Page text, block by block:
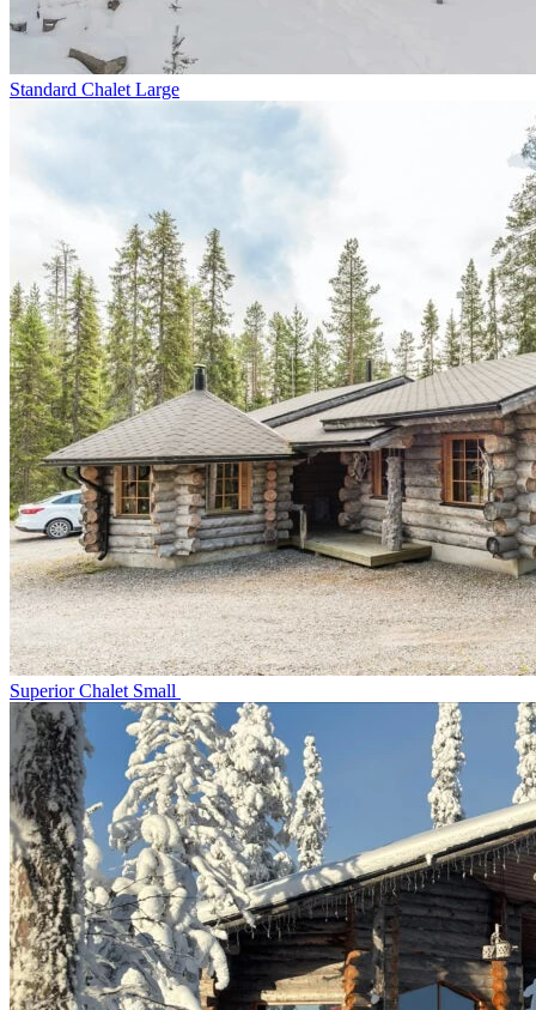
Standard Chalet Large
Superior Chalet Small